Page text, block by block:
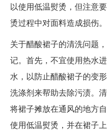
以使用低温熨烫，但注意
烫过程中对面料造成损伤。
关于醋酸裙子的清洗问题
记。首先，不宜使用热水
水，以防止醋酸裙子的变
洗涤剂来帮助去除污渍。
将裙子摊放在通风的地方
使用低温熨烫，并在裙子